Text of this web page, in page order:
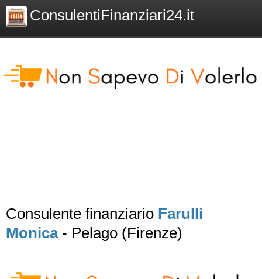
ConsulentiFinanziari24.it
Consulente finanziario Farulli
Monica- Pelago (Firenze)